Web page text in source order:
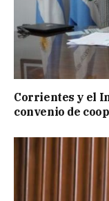
Corrientes y el
convenio de